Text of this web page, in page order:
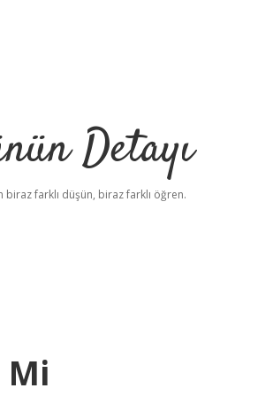
Detayı
biraz farklı düşün, biraz farklı öğren.